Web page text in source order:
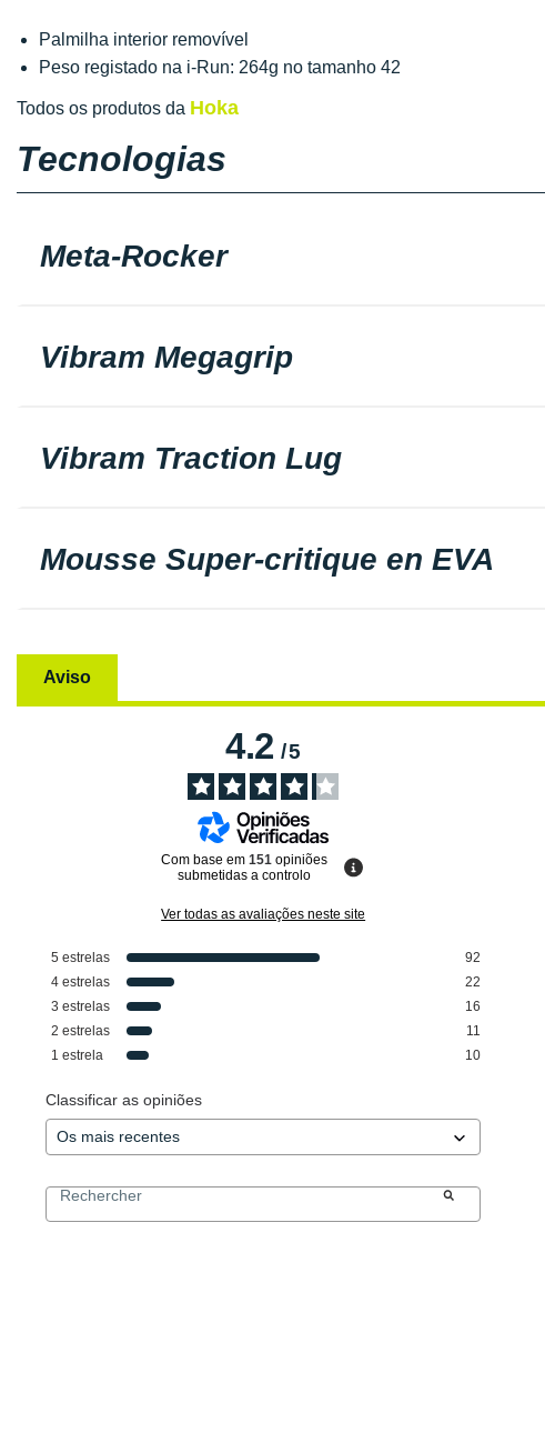
Palmilha interior removível
Peso registado na i-Run: 264g no tamanho 42
Todos os produtos da Hoka
Tecnologias
Meta-Rocker
Vibram Megagrip
Vibram Traction Lug
Mousse Super-critique en EVA
Aviso
4.2/5
Com base em151 opiniões
submetidas a controlo
Ver todas as avaliações neste site
5 estrelas
92
4 estrelas
22
3 estrelas
16
2 estrelas
11
1 estrela 10
Classificar as opiniões